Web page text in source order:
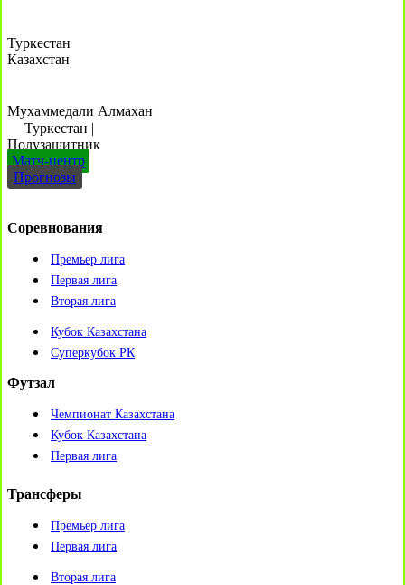
Туркестан
Казахстан
Мухаммедали Алмахан
Туркестан |
Полузащитник
Матч-центр
Прогнозы
Соревнования
Премьер лига
Первая лига
Вторая лига
Кубок Казахстана
Суперкубок РК
Футзал
Чемпионат Казахстана
Кубок Казахстана
Первая лига
Трансферы
Премьер лига
Первая лига
Вторая лига